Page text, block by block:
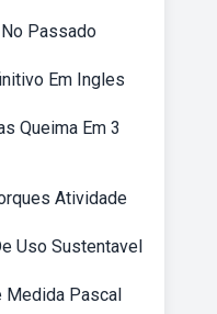
Passado
Em Ingles
Queima Em 3
Atividade
Uso Sustentavel
Medida Pascal